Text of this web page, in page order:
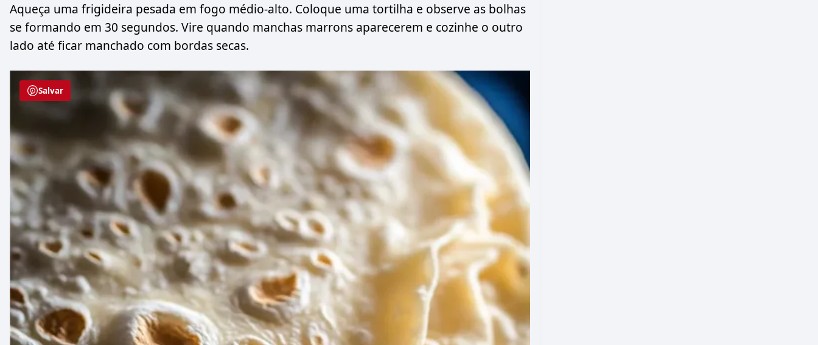
Aqueça uma frigideira pesada em fogo médio-alto. Coloque uma tortilha e observe as bolhas
se formando em 30 segundos. Vire quando manchas marrons aparecerem e cozinhe o outro
lado até ficar manchado com bordas secas.
Salvar